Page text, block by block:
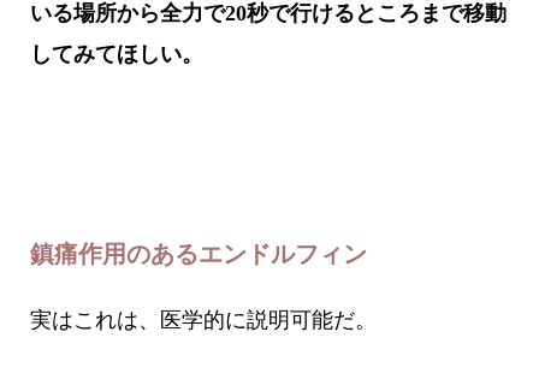
いる場所から全力で20秒で行けるところまで移動
してみてほしい。
鎮痛作用のあるエンドルフィン
実はこれは、医学的に説明可能だ。